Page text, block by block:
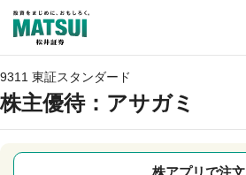
9311 東証スタンダード
株主優待：アサガミ